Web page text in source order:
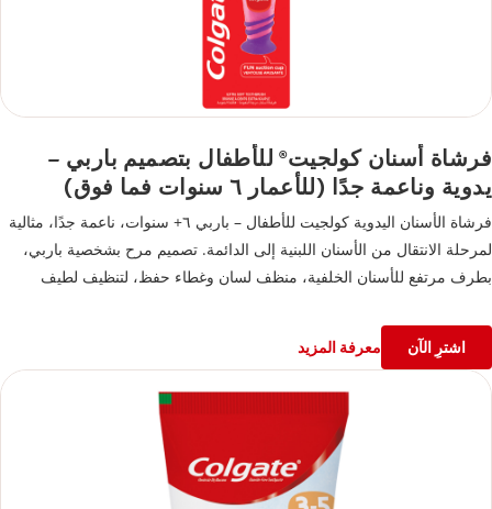
فرشاة أسنان كولجيت®للأطفال بتصميم باربي –
يدوية وناعمة جدًا (للأعمار ٦ سنوات فما فوق)
فرشاة الأسنان اليدوية كولجيت للأطفال – باربي ٦+ سنوات، ناعمة جدًا، مثالية
لمرحلة الانتقال من الأسنان اللبنية إلى الدائمة. تصميم مرح بشخصية باربي،
بطرف مرتفع للأسنان الخلفية، منظف لسان وغطاء حفظ، لتنظيف لطيف
اشترِ الآن معرفة المزيد